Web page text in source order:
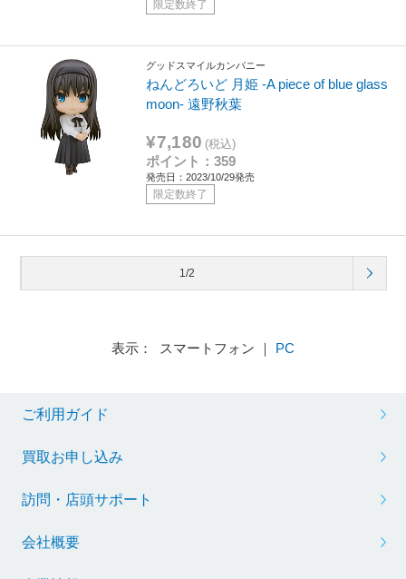
限定数終了
グッドスマイルカンパニー
ねんどろいど 月姫 ‐A piece of blue glass
moon- 遠野秋葉
¥7,180 (税込)
ポイント：359
発売日：2023/10/29発売
限定数終了
1/2
表示： スマートフォン ｜ PC
ご利用ガイド
買取お申し込み
訪問・店頭サポート
会社概要